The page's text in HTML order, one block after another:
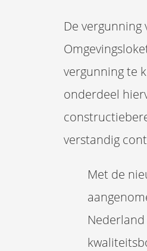
De vergunning
vergunning te
onderdeel
verstandig
Met de